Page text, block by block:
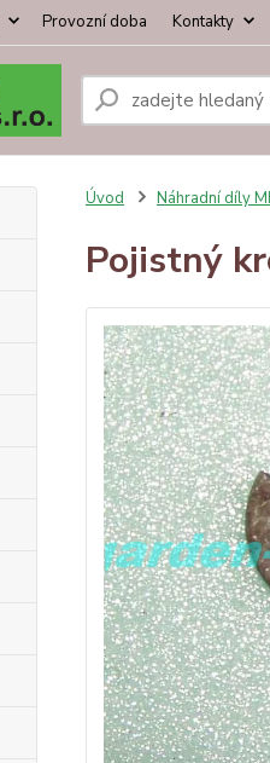
Provozní doba Kontakty
Úvod Náhradní díly
Pojistný